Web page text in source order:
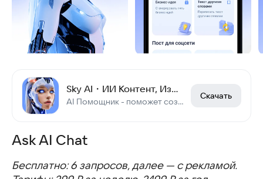
Sky AI・ИИ Контент, Изображения
AI Помощник - поможет создать с ГПТ: Фото, Текст, Изображение, Задачи, Ответ
Скачать
Ask AI Chat
Бесплатно: 6 запросов, далее — с рекламой.